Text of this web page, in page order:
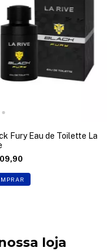
Fury Eau de Toilette La
loja